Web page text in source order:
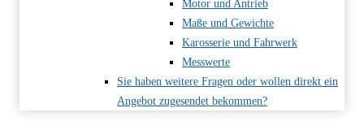
Motor und Antrieb
Maße und Gewichte
Karosserie und Fahrwerk
Messwerte
Sie haben weitere Fragen oder wollen direkt ein
Angebot zugesendet bekommen?